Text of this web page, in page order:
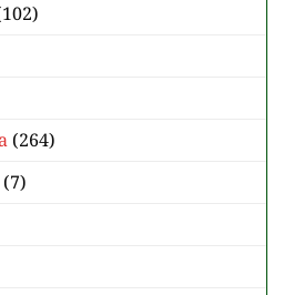
(264)
(7)